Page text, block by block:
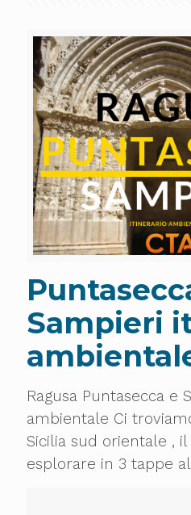
Sampieri
Ragusa Puntasecca
ambientale Ci
Sicilia sud orientale ,
esplorare in 3 tappe